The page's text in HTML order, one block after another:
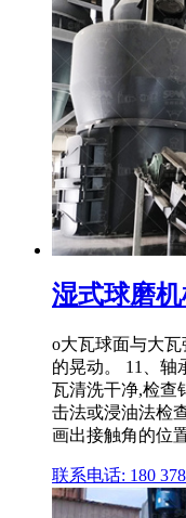
湿式球磨
o大瓦球面与大
的晃动。 11、轴
瓦清洗干净,检查
击法或浸油法检
画出接触角的位
联系电话: 180